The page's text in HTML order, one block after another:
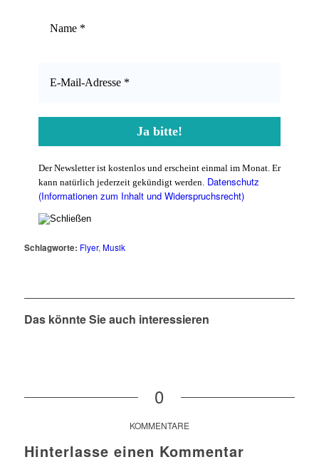
Der Newsletter ist kostenlos und erscheint einmal im Monat. Er
kann natürlich jederzeit gekündigt werden. Datenschutz
(Informationen zum Inhalt und Widerspruchsrecht)
Schlagworte: Flyer, Musik
Das könnte Sie auch interessieren
0
KOMMENTARE
Hinterlasse einen Kommentar